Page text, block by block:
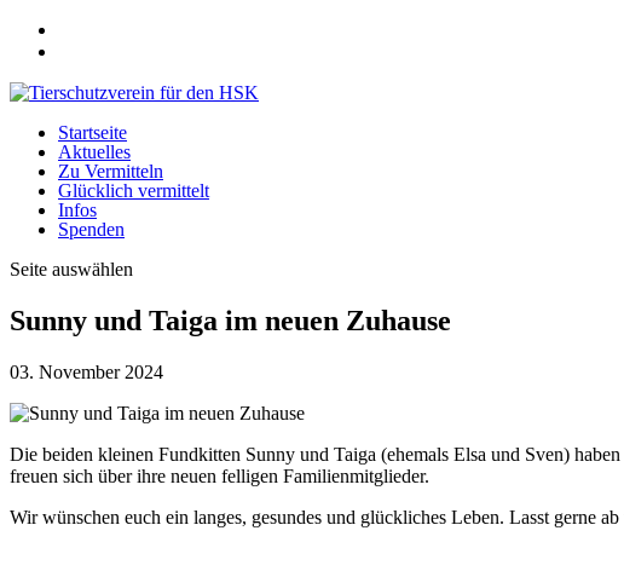
Startseite
Aktuelles
Zu Vermitteln
Glücklich vermittelt
Infos
Spenden
Seite auswählen
Sunny und Taiga im neuen Zuhause
03. November 2024
Die beiden kleinen Fundkitten Sunny und Taiga (ehemals Elsa und Sven)
freuen sich über ihre neuen felligen Familienmitglieder.
Wir wünschen euch ein langes, gesundes und glückliches Leben. Lasst gerne